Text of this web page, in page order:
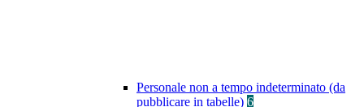
Personale non a tempo indeterminato (da
pubblicare in tabelle) 6